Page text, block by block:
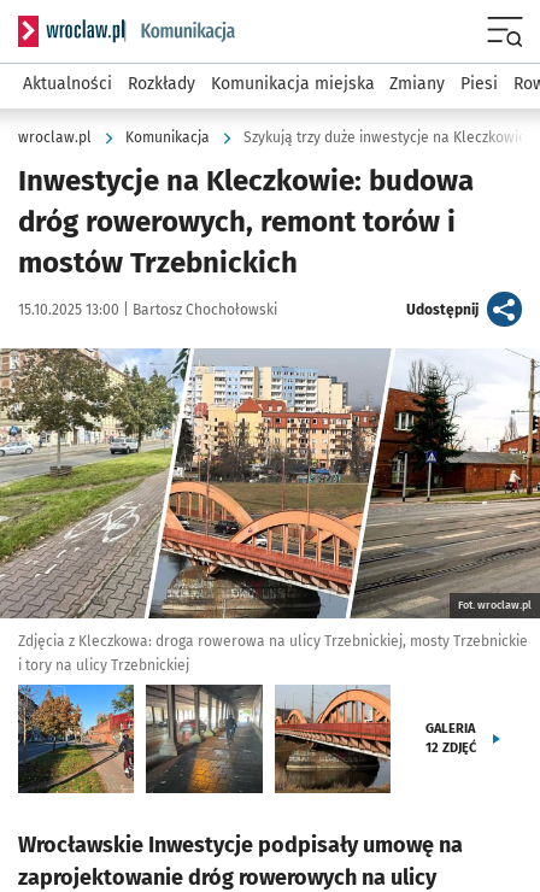
Serwis informacyjny wroclaw.pl podserwis: Komunikacja
Aktualności Rozkłady Komunikacja miejska Zmiany Piesi
wroclaw.pl Komunikacja Szykują trzy duże inwestycje na Kleczkowie
Inwestycje na Kleczkowie: budowa
dróg rowerowych, remont torów i
mostów Trzebnickich
Data publikacji:
15.10.2025 13:00 | Autor:
Bartosz Chochołowski Udostępnijartykuł
Kliknij, aby zobaczyć galerię
Fot. wroclaw.pl
Zdjęcia z Kleczkowa: droga rowerowa na ulicy Trzebnickiej, mosty Trzebnickie
i tory na ulicy Trzebnickiej
GALERIA
12 ZDJĘĆ
Wrocławskie Inwestycje podpisały umowę na
zaprojektowanie dróg rowerowych na ulicy